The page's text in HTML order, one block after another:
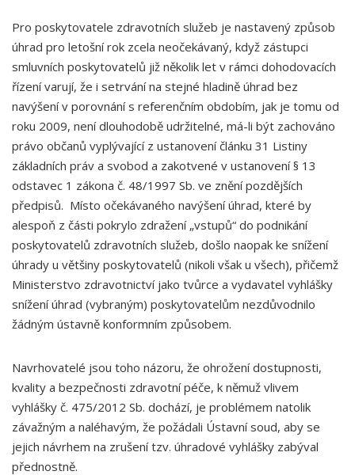
Pro poskytovatele zdravotních služeb je nastavený způsob
úhrad pro letošní rok zcela neočekávaný, když zástupci
smluvních poskytovatelů již několik let v rámci dohodovacích
řízení varují, že i setrvání na stejné hladině úhrad bez
navýšení v porovnání s referenčním obdobím, jak je tomu od
roku 2009, není dlouhodobě udržitelné, má-li být zachováno
právo občanů vyplývající z ustanovení článku 31 Listiny
základních práv a svobod a zakotvené v ustanovení § 13
odstavec 1 zákona č. 48/1997 Sb. ve znění pozdějších
předpisů. Místo očekávaného navýšení úhrad, které by
alespoň z části pokrylo zdražení „vstupů“ do podnikání
poskytovatelů zdravotních služeb, došlo naopak ke snížení
úhrady u většiny poskytovatelů (nikoli však u všech), přičemž
Ministerstvo zdravotnictví jako tvůrce a vydavatel vyhlášky
snížení úhrad (vybraným) poskytovatelům nezdůvodnilo
žádným ústavně konformním způsobem.
Navrhovatelé jsou toho názoru, že ohrožení dostupnosti,
kvality a bezpečnosti zdravotní péče, k němuž vlivem
vyhlášky č. 475/2012 Sb. dochází, je problémem natolik
závažným a naléhavým, že požádali Ústavní soud, aby se
jejich návrhem na zrušení tzv. úhradové vyhlášky zabýval
přednostně.